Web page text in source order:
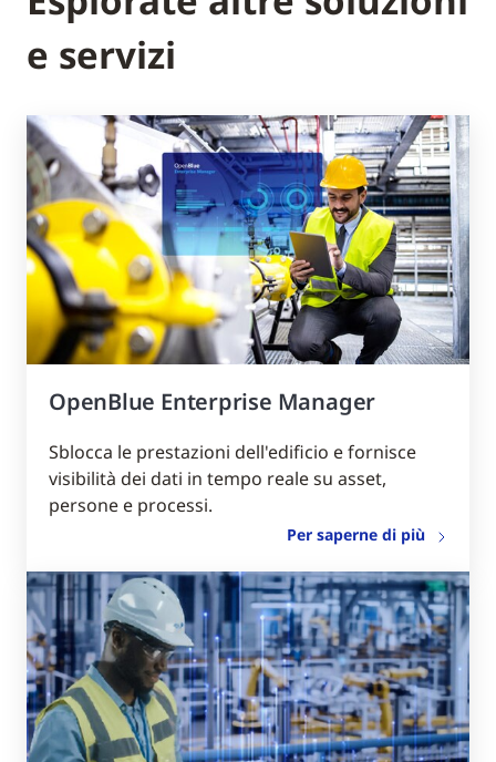
e servizi
OpenBlue Enterprise Manager
Sblocca le prestazioni dell'edificio e fornisce
visibilità dei dati in tempo reale su asset,
persone e processi.
Per saperne di più